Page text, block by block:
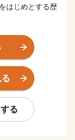
はじめとする歴
ぎ、すべての
らせるまちを創
民と行政が一体
。
磐市"への思
によってかた
る